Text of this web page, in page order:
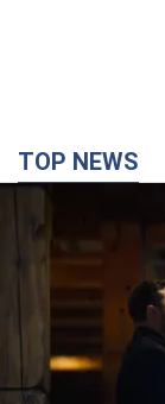
TOP NEWS